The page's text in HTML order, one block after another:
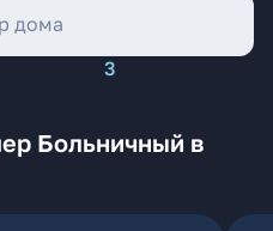
3
Больничный в